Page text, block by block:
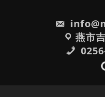
燕市